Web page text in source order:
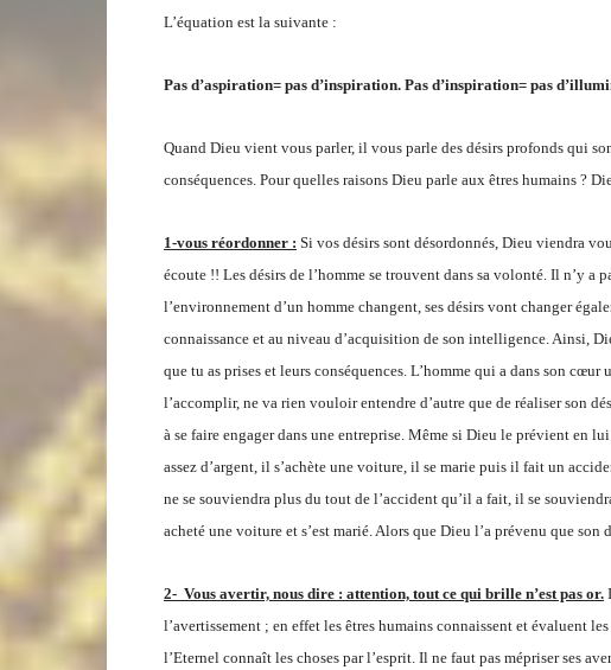
L’équation est la suivante :
Pas d’aspiration= pas d’inspiration. Pas d’inspiration= pas
Quand Dieu vient vous parler, il vous parle des désirs profonds qui
conséquences. Pour quelles raisons Dieu parle aux êtres humains ?
1-vous réordonner : Si vos désirs sont désordonnés, Dieu viendra
écoute !! Les désirs de l’homme se trouvent dans sa volonté. Il n’y a
l’environnement d’un homme changent, ses désirs vont changer
connaissance et au niveau d’acquisition de son intelligence. Ainsi,
que tu as prises et leurs conséquences. L’homme qui a dans son
l’accomplir, ne va rien vouloir entendre d’autre que de réaliser son
à se faire engager dans une entreprise. Même si Dieu le prévient en
assez d’argent, il s’achète une voiture, il se marie puis il fait un
ne se souviendra plus du tout de l’accident qu’il a fait, il se
acheté une voiture et s’est marié. Alors que Dieu l’a prévenu que son
2- Vous avertir, nous dire : attention, tout ce qui brille n’est pas or.
l’avertissement ; en effet les êtres humains connaissent et évaluent
l’Eternel connaît les choses par l’esprit. Il ne faut pas mépriser ses